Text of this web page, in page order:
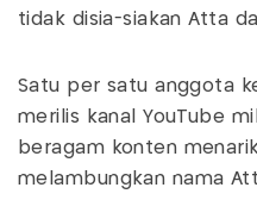
tidak disia-siakan Atta
Satu per satu anggota
merilis kanal YouTube
beragam konten
melambungkan nama